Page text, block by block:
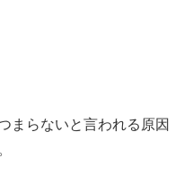
まらないと言われる原因